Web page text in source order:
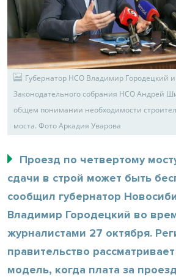
Губернатор НСО Владимир Городецкий и
Законодательного собрания НСО Андрей
общем понимании необходимости
моста. Фото Аркадия Уварова
Проезд по четвертому
сдачи в строй может быть
сообщил губернатор
Владимир Городецкий во
журналистами 27 октября.
правительство
модель, когда плата за